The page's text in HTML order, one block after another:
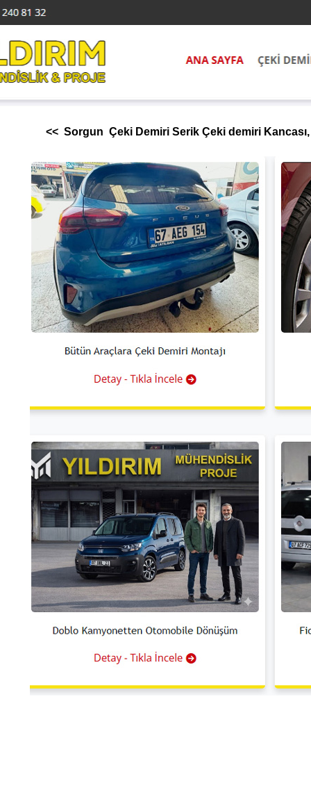
<< Sorgun Çeki Demiri Serik Çeki demiri